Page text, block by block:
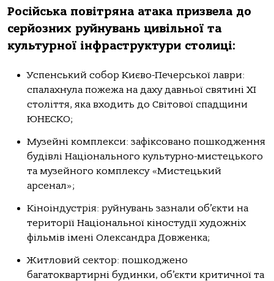
Російська повітряна атака призвела до
серйозних руйнувань цивільної та
культурної інфраструктури столиці:
Успенський собор Києво-Печерської лаври:
спалахнула пожежа на даху давньої святині XI
століття, яка входить до Світової спадщини
ЮНЕСКО;
Музейні комплекси: зафіксовано пошкодження
будівлі Національного культурно-мистецького
та музейного комплексу «Мистецький
арсенал»;
Кіноіндустрія: руйнувань зазнали об’єкти на
території Національної кіностудії художніх
фільмів імені Олександра Довженка;
Житловий сектор: пошкоджено
багатоквартирні будинки, об’єкти критичної та